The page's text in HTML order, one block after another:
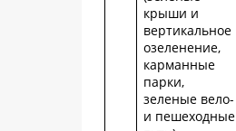
крыши и
вертикальное
озеленение,
карманные
парки,
зеленые вело-
и пешеходные